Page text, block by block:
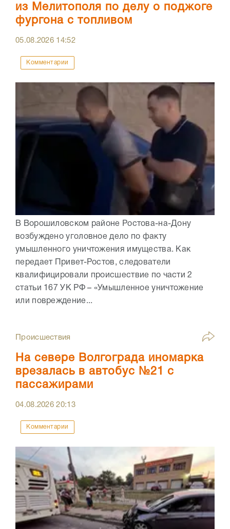
из Мелитополя по делу о поджоге
фургона с топливом
05.08.2026 14:52
Комментарии
В Ворошиловском районе Ростова-на-Дону
возбуждено уголовное дело по факту
умышленного уничтожения имущества. Как
передает Привет-Ростов, следователи
квалифицировали происшествие по части 2
статьи 167 УК РФ – «Умышленное уничтожение
или повреждение...
Происшествия
На севере Волгограда иномарка
врезалась в автобус №21 с
пассажирами
04.08.202620:13
Комментарии